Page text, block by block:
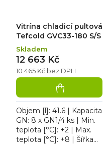
Vitrína chladicí pultová
Tefcold GVC33-180 S/S
Skladem
10 465 Kč bez DPH
12 663 Kč
Objem [l]: 41.6 | Kapacita
GN: 8 x GN1/4 ks | Min.
teplota [°C]: +2 | Max.
teplota [°C]: +8 | Šířka